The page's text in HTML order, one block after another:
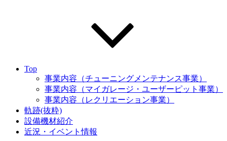
Top
事業内容（チューニングメンテナンス事業）
事業内容（マイガレージ・ユーザーピット事業）
事業内容（レクリエーション事業）
軌跡(抜粋)
設備機材紹介
近況・イベント情報